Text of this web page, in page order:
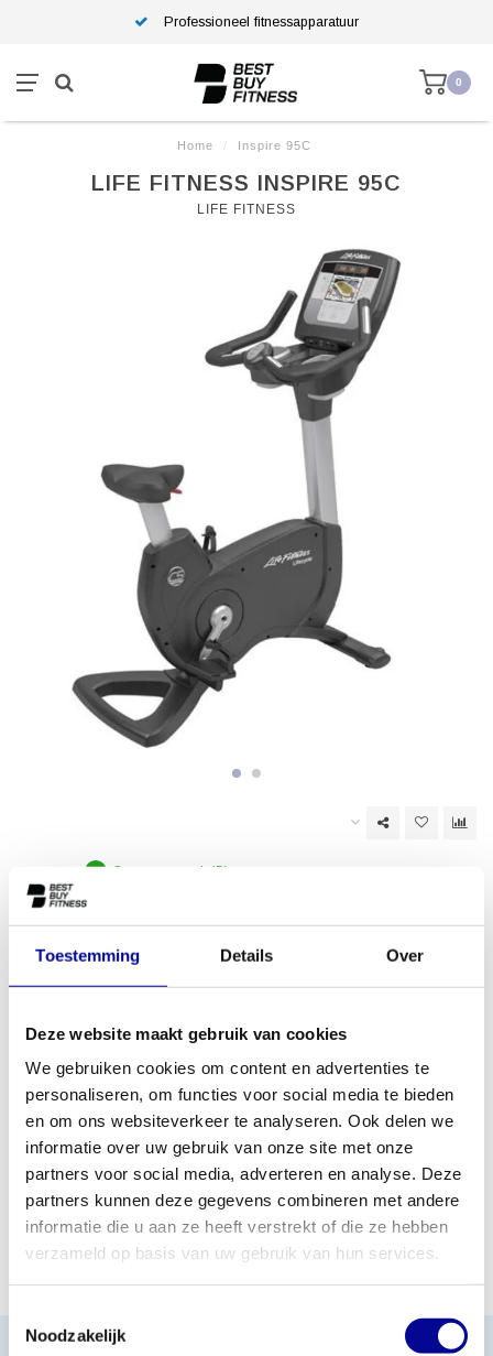
Toestemming Details Over
Deze website maakt gebruik van cookies
We gebruiken cookies om content en advertenties te
personaliseren, om functies voor social media te bieden
en om ons websiteverkeer te analyseren. Ook delen we
informatie over uw gebruik van onze site met onze
partners voor social media, adverteren en analyse. Deze
partners kunnen deze gegevens combineren met andere
informatie die u aan ze heeft verstrekt of die ze hebben
verzameld op basis van uw gebruik van hun services.
Noodzakelijk
Professioneel fitnessapparatuur
0
Home / Inspire 95C
LIFE FITNESS INSPIRE 95C
LIFE FITNESS
Op voorraad (5)
EAN Code: 6017439327329
TOEVOEGEN AAN OFFERTE
PROFESSIONEEL
FITNESSAPPARATUUR
STANDAARD ÉÉN JAAR
GARANTIE
MEER DAN 28 JAAR
ERVARING
BESTE PRIJZEN EN
MOOISTE APPARATUUR
INFORMATIE
Geen informatie gevonden